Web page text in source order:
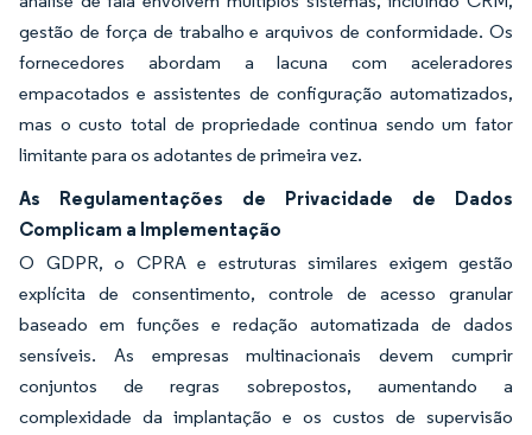
gestão de força de trabalho e arquivos de conformidade. Os
fornecedores abordam a lacuna com aceleradores
empacotados e assistentes de configuração automatizados,
mas o custo total de propriedade continua sendo um fator
limitante para os adotantes de primeira vez.
As Regulamentações de Privacidade de Dados
Complicam a Implementação
O GDPR, o CPRA e estruturas similares exigem gestão
explícita de consentimento, controle de acesso granular
baseado em funções e redação automatizada de dados
sensíveis. As empresas multinacionais devem cumprir
conjuntos de regras sobrepostos, aumentando a
complexidade da implantação e os custos de supervisão